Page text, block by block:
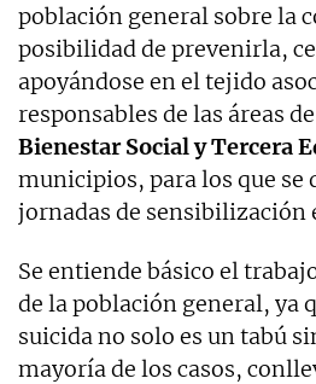
población general sobre la
posibilidad de prevenirla,
apoyándose en el tejido
responsables de las áreas de
Bienestar Social y Tercera
municipios, para los que se
jornadas de sensibilización
Se entiende básico el
de la población general, ya
suicida no solo es un tabú
mayoría de los casos,